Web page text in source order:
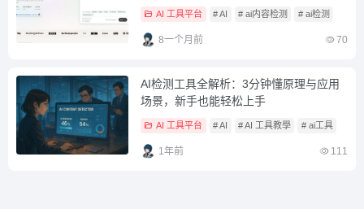
AI 工具平台 # AI # ai内容检测 # ai检测
8一个月前 70
AI检测工具全解析：3分钟懂原理与应用
场景，新手也能轻松上手
AI 工具平台 # AI # AI 工具教學 # ai工具
1年前 111